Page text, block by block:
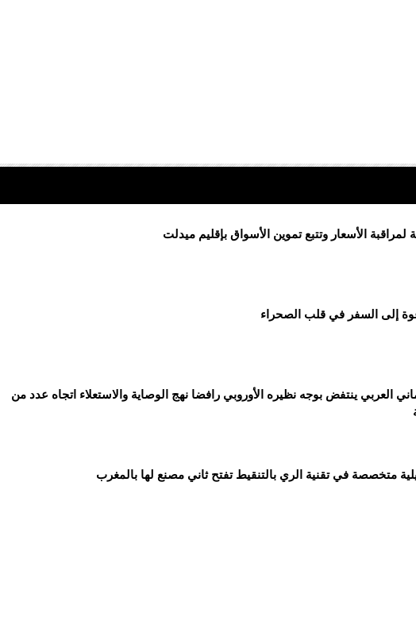
لمراقبة الأسعار وتتبع تموين الأسواق بإقليم ميدلت
إلى السفر في قلب الصحراء
العربي ينتفض بوجه نظيره الأوروبي رافضا نهج الوصاية والاستعلاء اتجاه عدد من
متخصصة في تقنية الري بالتنقيط تفتح ثاني مصنع لها بالمغرب